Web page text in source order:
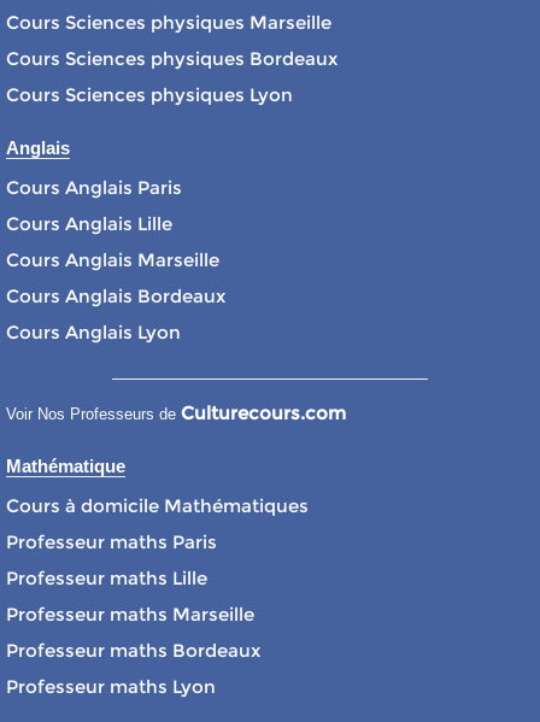
Cours Sciences physiques Marseille
Cours Sciences physiques Bordeaux
Cours Sciences physiques Lyon
Anglais
Cours Anglais Paris
Cours Anglais Lille
Cours Anglais Marseille
Cours Anglais Bordeaux
Cours Anglais Lyon
Voir Nos Professeurs de Culturecours.com
Mathématique
Cours à domicile Mathématiques
Professeur maths Paris
Professeur maths Lille
Professeur maths Marseille
Professeur maths Bordeaux
Professeur maths Lyon